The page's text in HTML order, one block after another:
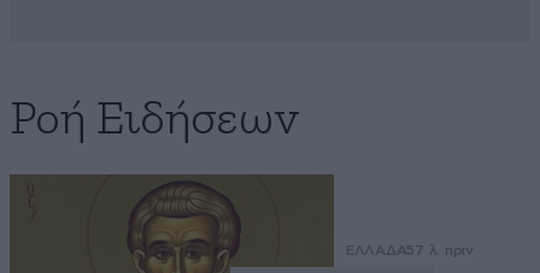
Ροή Ειδήσεων
ΕΛΛΑΔΑ57 λ. πριν